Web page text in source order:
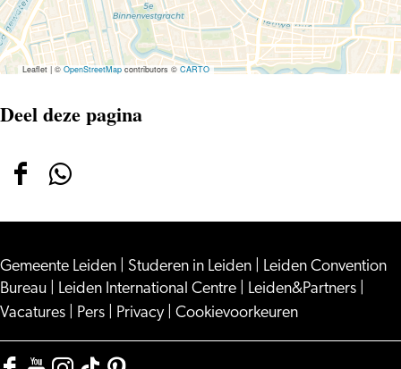
Leaflet|©OpenStreetMapcontributors ©CARTO
Deel deze pagina
Deel
op
Facebook
Deel
op
WhatsApp
Gemeente Leiden Studeren in Leiden
Leiden Convention
Bureau
Leiden International Centre Leiden&Partners
Vacatures
Pers Privacy Cookievoorkeuren